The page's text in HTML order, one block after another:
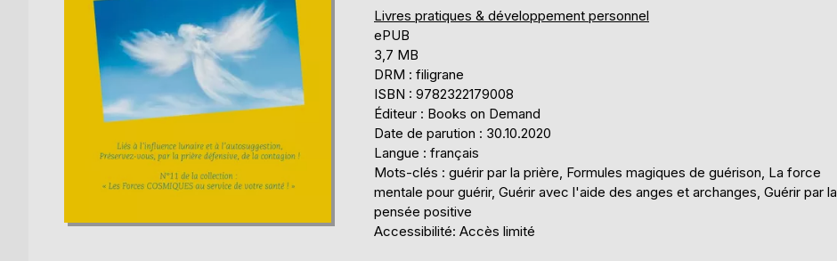
Livres pratiques & développement personnel
ePUB
3,7 MB
DRM : filigrane
ISBN : 9782322179008
Éditeur : Books on Demand
Date de parution : 30.10.2020
Langue : français
Mots-clés : guérir par la prière, Formules magiques de guérison, La force
mentale pour guérir, Guérir avec l'aide des anges et archanges, Guérir par la
pensée positive
Accessibilité: Accès limité